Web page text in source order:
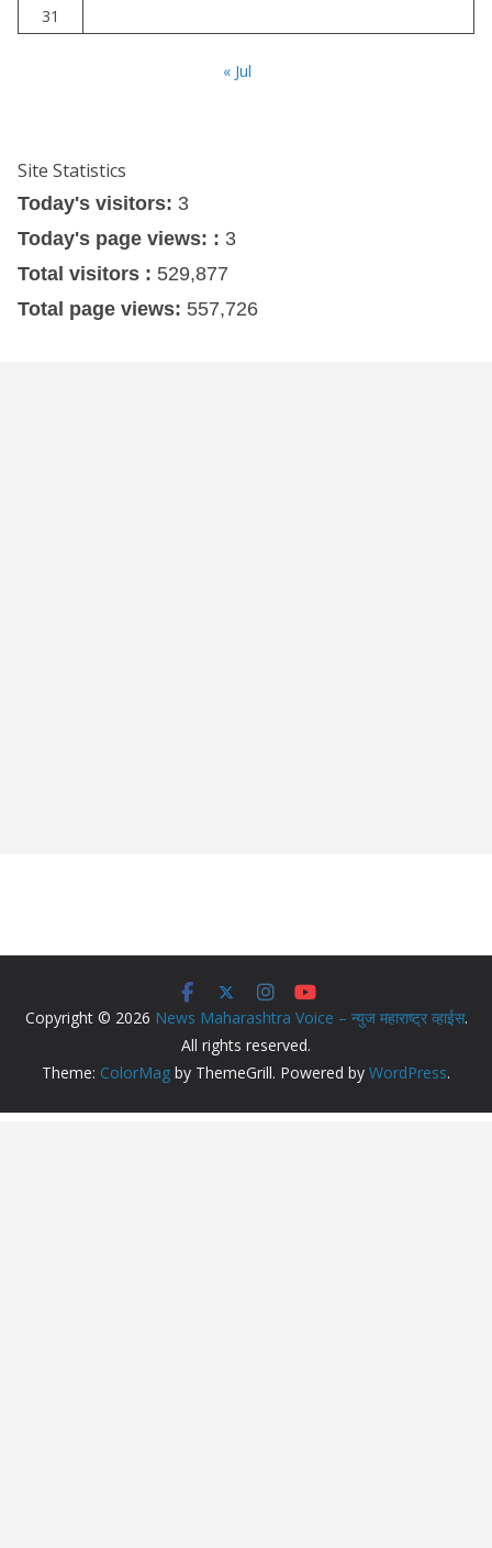
31
« Jul
Site Statistics
Today's visitors: 3
Today's page views: : 3
Total visitors : 529,877
Total page views: 557,726
Copyright © 2026 News Maharashtra Voice – न्युज महाराष्ट्र व्हाईस.
All rights reserved.
Theme: ColorMag by ThemeGrill. Powered by WordPress.